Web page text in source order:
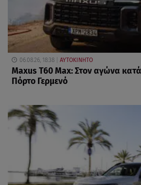
06.08.26, 18:38 ΑΥΤΟΚΙΝΗΤΟ
Maxus T60 Max: Στον αγώνα
Πόρτο Γερμενό